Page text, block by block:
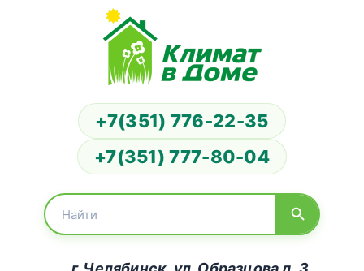
+7(351) 776-22-35
+7(351) 777-80-04